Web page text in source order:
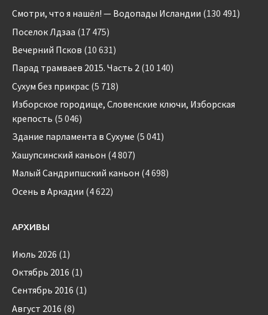
Смотри, что я нашёл! — Водопады Исландии (130 491)
Поселок Лдзаа (17 475)
Вечерний Псков (10 631)
Парад трамваев 2015. Часть 2 (10 140)
Сухум без прикрас (5 718)
Изборское городище, Словенские ключи, Изборская
крепость (5 046)
Здание парламента в Сухуме (5 041)
Хашупсинский каньон (4 807)
Малый Сандрипшский каньон (4 698)
Осень в Аркадии (4 622)
АРХИВЫ
Июль 2026 (1)
Октябрь 2016 (1)
Сентябрь 2016 (1)
Август 2016 (8)